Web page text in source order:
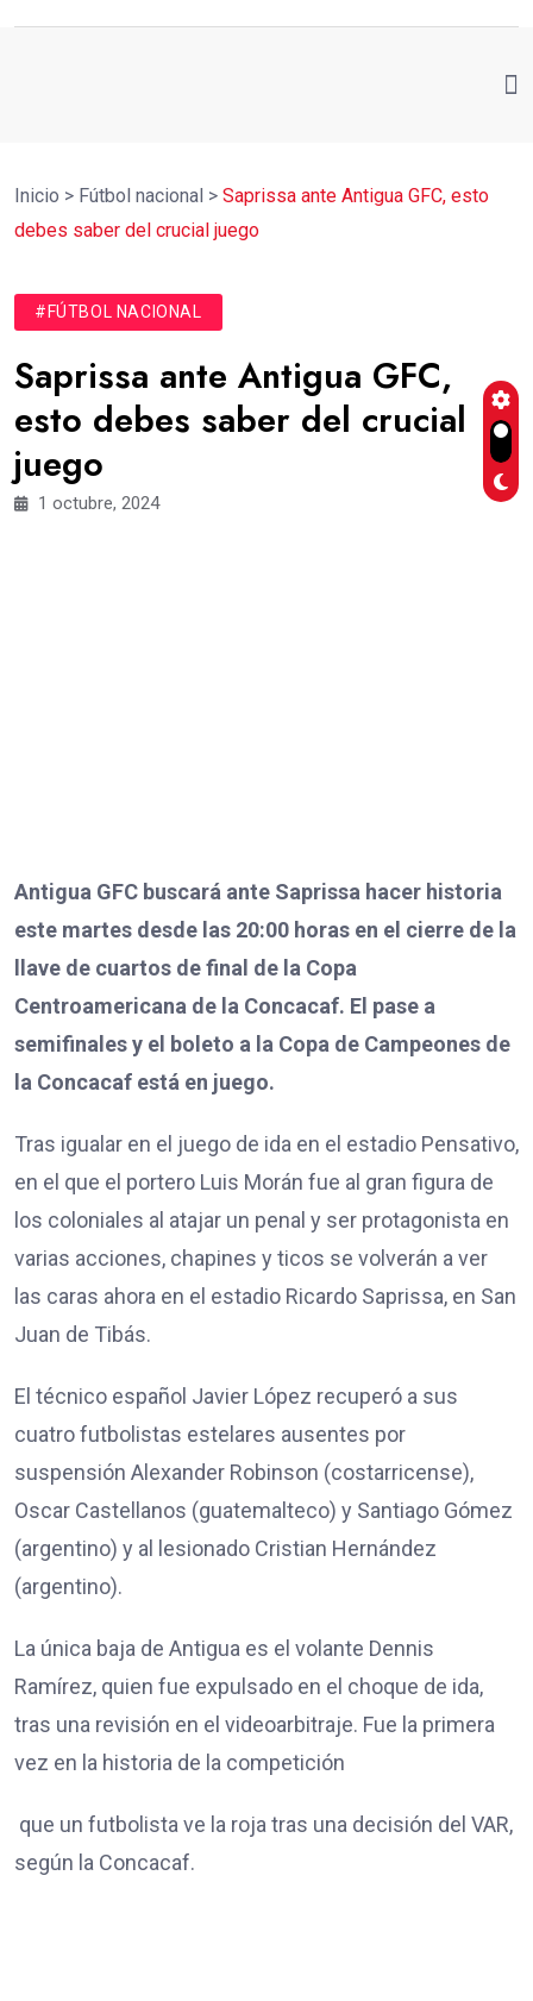
Inicio > Fútbol nacional > Saprissa ante Antigua GFC, esto
debes saber del crucial juego
#FÚTBOL NACIONAL
Saprissa ante Antigua GFC,
esto debes saber del crucial
juego
1 octubre, 2024
Antigua GFC buscará ante Saprissa hacer historia
este martes desde las 20:00 horas en el cierre de la
llave de cuartos de final de la Copa
Centroamericana de la Concacaf. El pase a
semifinales y el boleto a la Copa de Campeones de
la Concacaf está en juego.
Tras igualar en el juego de ida en el estadio Pensativo,
en el que el portero Luis Morán fue al gran figura de
los coloniales al atajar un penal y ser protagonista en
varias acciones, chapines y ticos se volverán a ver
las caras ahora en el estadio Ricardo Saprissa, en San
Juan de Tibás.
El técnico español Javier López recuperó a sus
cuatro futbolistas estelares ausentes por
suspensión Alexander Robinson (costarricense),
Oscar Castellanos (guatemalteco) y Santiago Gómez
(argentino) y al lesionado Cristian Hernández
(argentino).
La única baja de Antigua es el volante Dennis
Ramírez, quien fue expulsado en el choque de ida,
tras una revisión en el videoarbitraje. Fue la primera
vez en la historia de la competición
que un futbolista ve la roja tras una decisión del VAR,
según la Concacaf.